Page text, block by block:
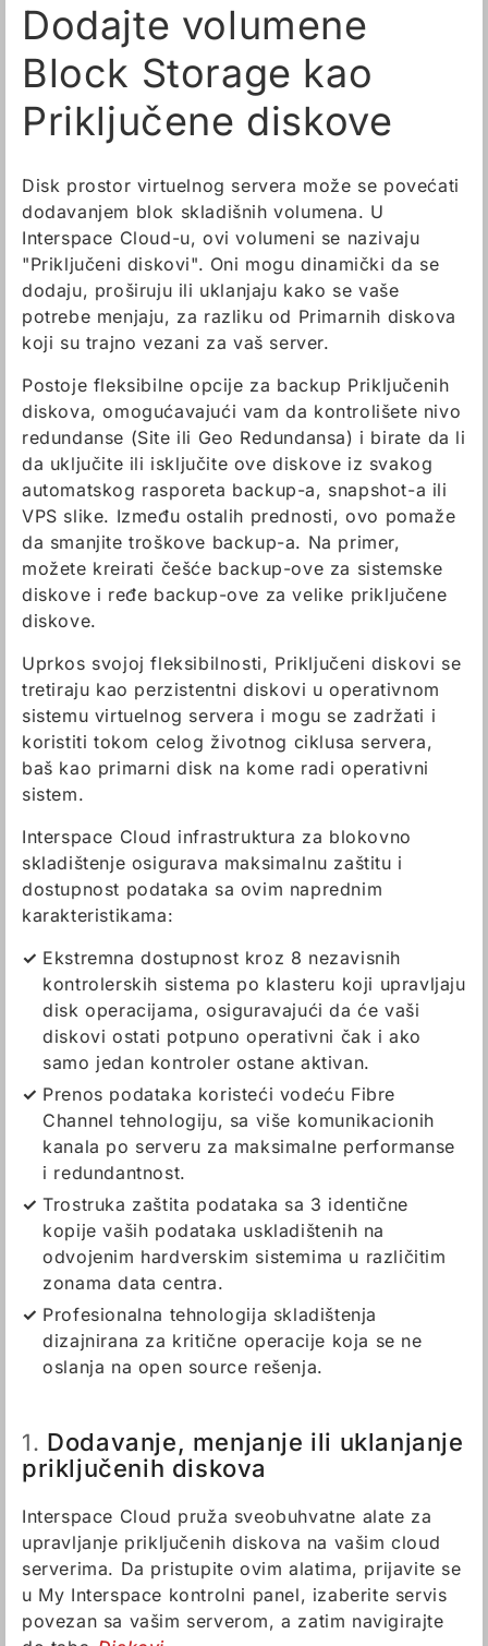
Dodajte volumene
Block Storage kao
Priključene diskove
Disk prostor virtuelnog servera može se povećati
dodavanjem blok skladišnih volumena. U
Interspace Cloud-u, ovi volumeni se nazivaju
"Priključeni diskovi". Oni mogu dinamički da se
dodaju, proširuju ili uklanjaju kako se vaše
potrebe menjaju, za razliku od Primarnih diskova
koji su trajno vezani za vaš server.
Postoje fleksibilne opcije za backup Priključenih
diskova, omogućavajući vam da kontrolišete nivo
redundanse (Site ili Geo Redundansa) i birate da li
da uključite ili isključite ove diskove iz svakog
automatskog rasporeta backup-a, snapshot-a ili
VPS slike. Između ostalih prednosti, ovo pomaže
da smanjite troškove backup-a. Na primer,
možete kreirati češće backup-ove za sistemske
diskove i ređe backup-ove za velike priključene
diskove.
Uprkos svojoj fleksibilnosti, Priključeni diskovi se
tretiraju kao perzistentni diskovi u operativnom
sistemu virtuelnog servera i mogu se zadržati i
koristiti tokom celog životnog ciklusa servera,
baš kao primarni disk na kome radi operativni
sistem.
Interspace Cloud infrastruktura za blokovno
skladištenje osigurava maksimalnu zaštitu i
dostupnost podataka sa ovim naprednim
karakteristikama:
Ekstremna dostupnost kroz 8 nezavisnih
kontrolerskih sistema po klasteru koji upravljaju
disk operacijama, osiguravajući da će vaši
diskovi ostati potpuno operativni čak i ako
samo jedan kontroler ostane aktivan.
Prenos podataka koristeći vodeću Fibre
Channel tehnologiju, sa više komunikacionih
kanala po serveru za maksimalne performanse
i redundantnost.
Trostruka zaštita podataka sa 3 identične
kopije vaših podataka uskladištenih na
odvojenim hardverskim sistemima u različitim
zonama data centra.
Profesionalna tehnologija skladištenja
dizajnirana za kritične operacije koja se ne
oslanja na open source rešenja.
1. Dodavanje, menjanje ili uklanjanje
priključenih diskova
Interspace Cloud pruža sveobuhvatne alate za
upravljanje priključenih diskova na vašim cloud
serverima. Da pristupite ovim alatima, prijavite se
u My Interspace kontrolni panel, izaberite servis
povezan sa vašim serverom, a zatim navigirajte